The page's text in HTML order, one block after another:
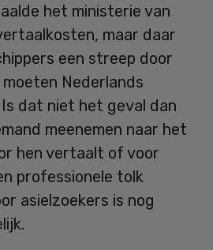
het ministerie van
maar daar
een streep door
Nederlands
dat niet het geval dan
meenemen naar het
hen vertaalt of voor
professionele tolk
asielzoekers is nog